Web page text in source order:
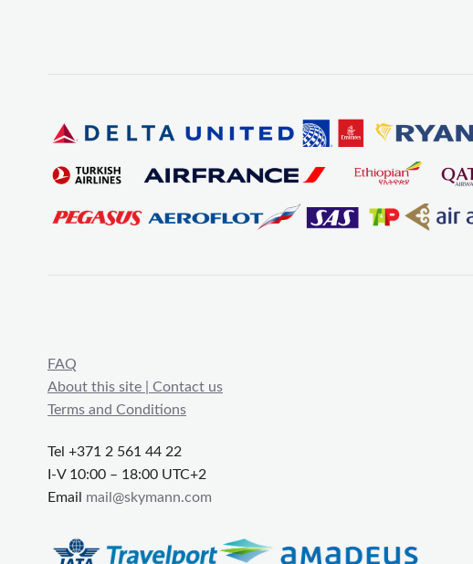
FAQ
About this site | Contact us
Terms and Conditions
Tel +371 2 561 44 22
I-V 10:00 – 18:00 UTC+2
Email mail@skymann.com